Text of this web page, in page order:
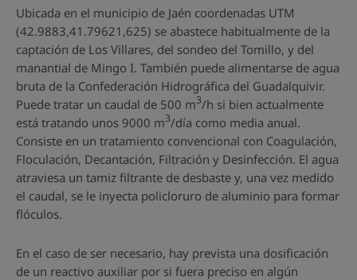
Ubicada en el municipio de Jaén coordenadas UTM
(42.9883,41.79621,625) se abastece habitualmente de la
captación de Los Villares, del sondeo del Tomillo, y del
manantial de Mingo I. También puede alimentarse de agua
bruta de la Confederación Hidrográfica del Guadalquivir.
Puede tratar un caudal de 500 m3/h si bien actualmente
está tratando unos 9000 m3/día como media anual.
Consiste en un tratamiento convencional con Coagulación,
Floculación, Decantación, Filtración y Desinfección. El agua
atraviesa un tamiz filtrante de desbaste y, una vez medido
el caudal, se le inyecta policloruro de aluminio para formar
flóculos.
En el caso de ser necesario, hay prevista una dosificación
de un reactivo auxiliar por si fuera preciso en algún